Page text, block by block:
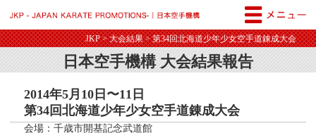
JKP>大会結果> 第34回北海道少年少女空手道錬成大会
日本空手機構 大会結果報告
2014年5月10日〜11日
第34回北海道少年少女空手道錬成大会
会場：千歳市開基記念武道館